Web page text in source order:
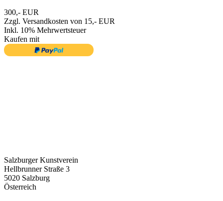
300,- EUR
Zzgl. Versandkosten von 15,- EUR
Inkl. 10% Mehrwertsteuer
Kaufen mit
Salzburger Kunstverein
Hellbrunner Straße 3
5020 Salzburg
Österreich